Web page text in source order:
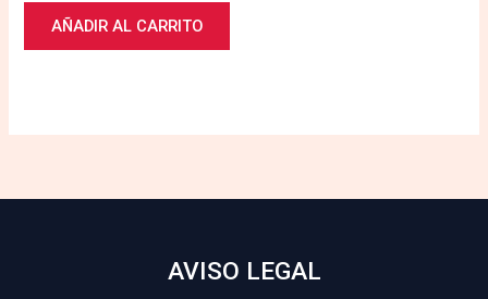
AÑADIR AL CARRITO
AVISO LEGAL